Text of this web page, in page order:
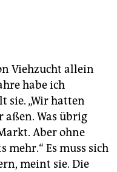
Viehzucht allein
habe ich
sie. „Wir hatten
Was übrig
Aber ohne
mehr.“ Es muss sich
meint sie. Die